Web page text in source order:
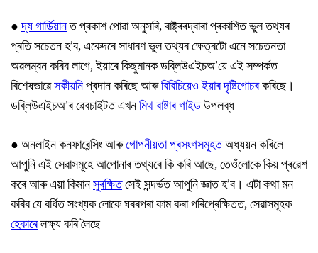
●দ্য গাৰ্ডিয়ানত প্ৰকাশ পোৱা অনুসৰি, ৰাষ্ট্ৰৰদ্বাৰা প্ৰকাশিত ভুল তথ্যৰ
প্ৰতি সচেতন হ’ব, একেদৰে সাধাৰণ ভুল তথ্যৰ ক্ষেত্ৰটো এনে সচেতনতা
অৱলম্বন কৰিব লাগে, ইয়াৰে কিছুমানক ডব্লিউএইচঅ’য়ে এই সম্পৰ্কত
বিশেষভাৱেসকীয়নিপ্ৰদান কৰিছে আৰুবিবিচিয়েও ইয়াৰ দৃষ্টিগোচৰকৰিছে।
ডব্লিউএইচঅ’ৰ ৱেবচাইটত এখনমিথ বাষ্টাৰ গাইডউপলব্ধ
● অনলাইন কনফাৰেন্সিং আৰুগোপনীয়তা প্ৰসংগসমূহতঅধ্যয়ন কৰিলে
আপুনি এই সেৱাসমূহে আপোনাৰ তথ্যৰে কি কৰি আছে, তেওঁলোকে কিয় প্ৰৱেশ
কৰে আৰু এয়া কিমানসুৰক্ষিতসেই সন্দৰ্ভত আপুনি জ্ঞাত হ’ব। এটা কথা মন
কৰিব যে বৰ্ধিত সংখ্যক লোকে ঘৰৰপৰা কাম কৰা পৰিপ্ৰেক্ষিতত, সেৱাসমূহক
হেকাৰেলক্ষ্য কৰি লৈছে